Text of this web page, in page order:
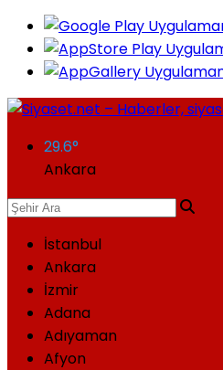
29.6°
Ankara
İstanbul
Ankara
İzmir
Adana
Adıyaman
Afyon